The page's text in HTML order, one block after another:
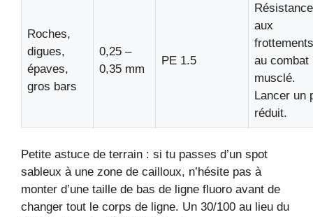
Roches,
digues,
épaves,
gros bars
0,25 –
0,35 mm
PE 1.5
Résistance
aux
au combat
musclé.
Lancer un
réduit.
Petite astuce de terrain : si tu passes d’un spot
sableux à une zone de cailloux, n’hésite pas à
monter d’une taille de bas de ligne fluoro avant de
changer tout le corps de ligne. Un 30/100 au lieu du